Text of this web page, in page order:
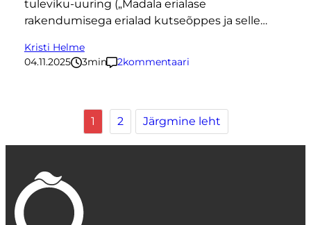
tuleviku-uuring („Madala erialase
rakendumisega erialad kutseõppes ja selle…
Kristi Helme
04.11.2025
3minutit
2kommentaari
1 2 Järgmine leht